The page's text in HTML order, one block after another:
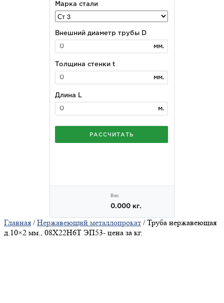
Главная /Нержавеющий металлопрокат / Труба нержавеющая
д.10×2 мм., 08Х22Н6Т ЭП53- цена за кг.